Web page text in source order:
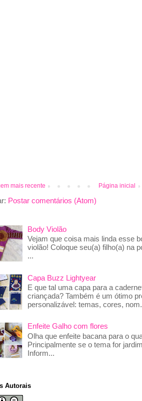
mais recente Página inicial
Postar comentários (Atom)
Body Violão
Vejam que coisa mais linda esse
violão! Coloque seu(a) filho(a) na
...
Capa Buzz Lightyear
E que tal uma capa para a
criançada? Também é um ótimo
personalizável: temas, cores,
Enfeite Galho com flores
Olha que enfeite bacana para o
Principalmente se o tema for
Inform...
Autorais